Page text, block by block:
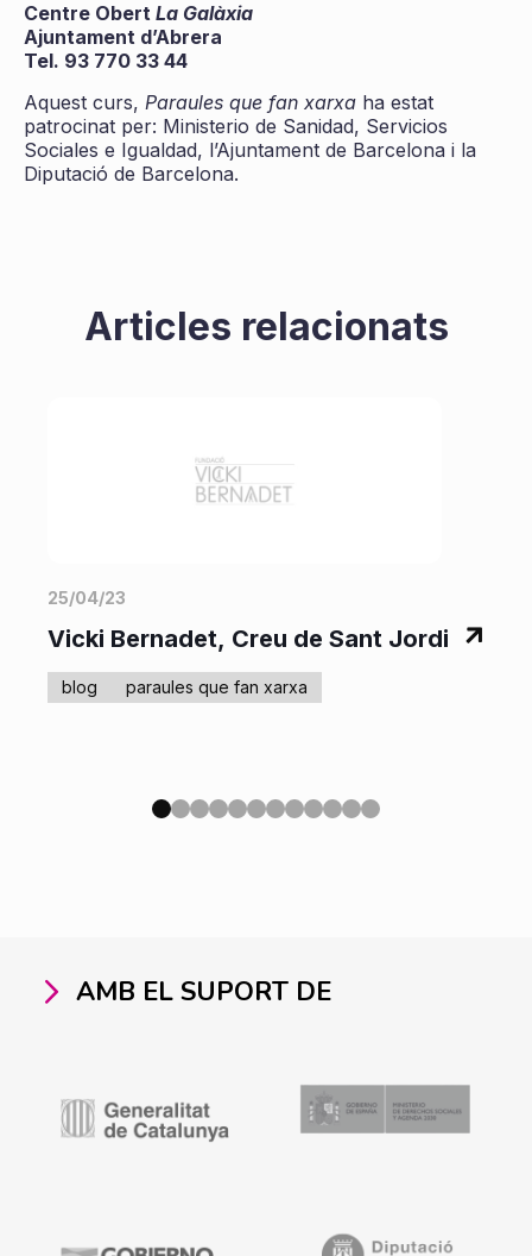
Centre Obert La Galàxia
Ajuntament d’Abrera
Tel. 93 770 33 44
Aquest curs, Paraules que fan xarxa ha estat
patrocinat per: Ministerio de Sanidad, Servicios
Sociales e Igualdad, l’Ajuntament de Barcelona i la
Diputació de Barcelona.
Articles relacionats
25/04/23
Vicki Bernadet, Creu de Sant Jordi
blog paraules que fan xarxa
AMB EL SUPORT DE